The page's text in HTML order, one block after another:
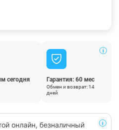
сегодня Гарантия: 60 мес
Обмен и возврат: 14
дней
онлайн, безналичный